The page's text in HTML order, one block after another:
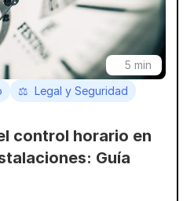
5 min
⚖️  Legal y Seguridad
control horario en
Guía